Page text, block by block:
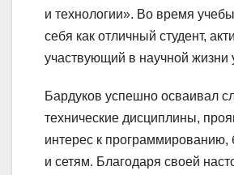
и технологии». Во время
себя как отличный студент,
участвующий в научной жизни
Бардуков успешно осваивал
технические дисциплины,
интерес к программированию,
и сетям. Благодаря своей